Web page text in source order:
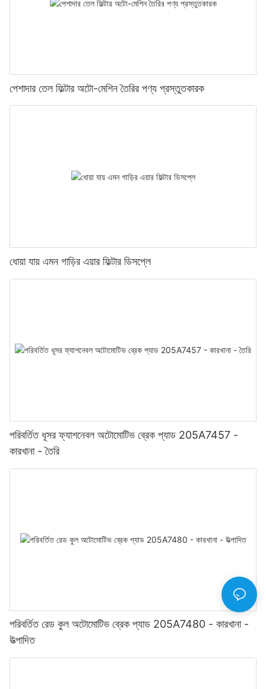
পেশাদার তেল ফিল্টার অটো-মেশিন তৈরির পণ্য প্রস্তুতকারক
ধোয়া যায় এমন গাড়ির এয়ার ফিল্টার ডিসপ্লে
পরিবর্তিত ধূসর ফ্যাশনেবল অটোমোটিভ ব্রেক প্যাড 205A7457 -
কারখানা - তৈরি
পরিবর্তিত রেড কুল অটোমোটিভ ব্রেক প্যাড 205A7480 - কারখানা -
উত্পাদিত